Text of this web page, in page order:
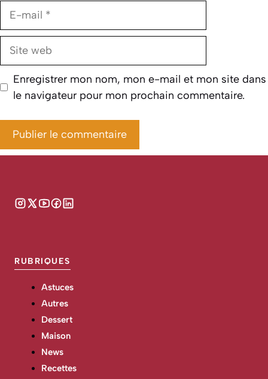
E-
Site
Enregistrer mon nom, mon e-mail et mon site dans
le navigateur pour mon prochain commentaire.
RUBRIQUES
Astuces
Autres
Dessert
Maison
News
Recettes